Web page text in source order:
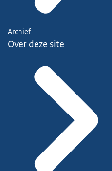
Archief
Over deze site